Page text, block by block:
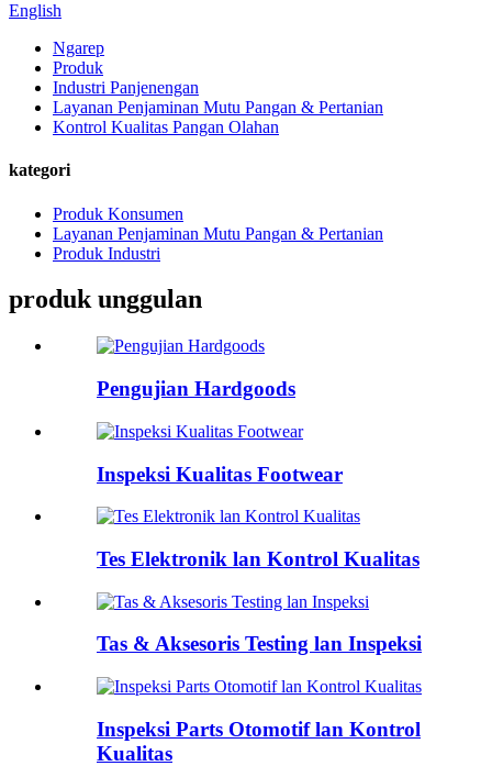
English
Ngarep
Produk
Industri Panjenengan
Layanan Penjaminan Mutu Pangan & Pertanian
Kontrol Kualitas Pangan Olahan
kategori
Produk Konsumen
Layanan Penjaminan Mutu Pangan & Pertanian
Produk Industri
produk unggulan
Pengujian Hardgoods
Inspeksi Kualitas Footwear
Tes Elektronik lan Kontrol Kualitas
Tas & Aksesoris Testing lan Inspeksi
Inspeksi Parts Otomotif lan Kontrol
Kualitas